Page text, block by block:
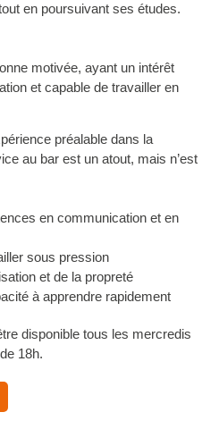
en poursuivant ses études.
motivée, ayant un intérêt
et capable de travailler en
préalable dans la
au bar est un atout, mais n’est
en communication et en
sous pression
et de la propreté
à apprendre rapidement
disponible tous les mercredis
18h.